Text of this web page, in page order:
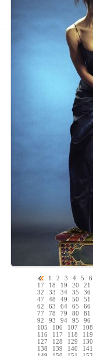
1 2 3 4 5
6
17
18 19 20
21
32
33 34 35
36
47
48 49 50
51
62
63 64 65
66
77
78 79 80
81
92
93 94 95
96
105
106 107
108
116
117 118
119
127
128 129
130
138
139 140
141